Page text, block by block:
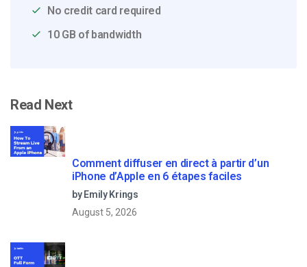
No credit card required
10 GB of bandwidth
Read Next
Comment diffuser en direct à partir d’un
iPhone d’Apple en 6 étapes faciles
by Emily Krings
August 5, 2026